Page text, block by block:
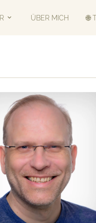
ÜBER MICH 🌐